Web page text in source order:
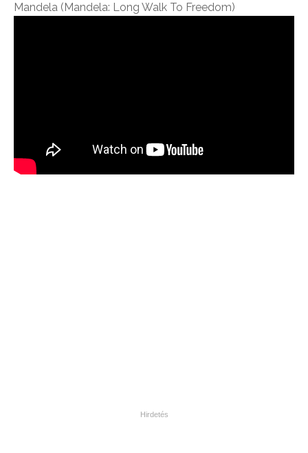
Mandela (Mandela: Long Walk To Freedom)